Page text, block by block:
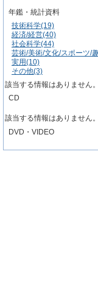
年鑑・統計資料
技術科学(19)
経済/経営(40)
社会科学(44)
芸術/美術/文化/スポーツ/
実用(10)
その他(3)
該当する情報はありません。
CD
該当する情報はありません。
DVD・VIDEO